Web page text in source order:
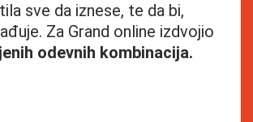
sve da iznese, te da bi,
Za Grand online izdvojio
odevnih kombinacija.